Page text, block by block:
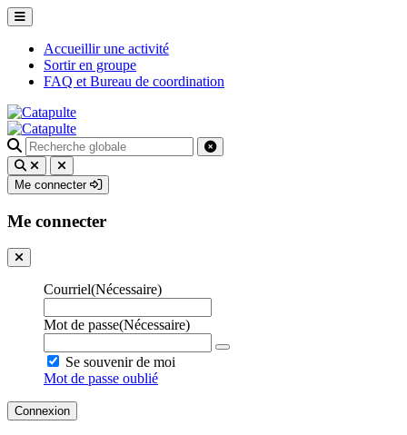
Accueillir une activité
Sortir en groupe
FAQ et Bureau de coordination
Recherche
pour
:
Me connecter
Me connecter
Courriel(Nécessaire)
Mot de passe(Nécessaire)
Se souvenir de moi
Mot de passe oublié